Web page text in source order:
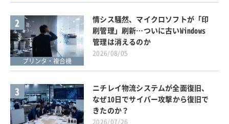
2
プリンタ・複合機
情シス騒然、マイクロソフトが「印
刷管理」刷新…ついに古いWindows
管理は消えるのか
2026/08/05
3
ニチレイ物流システムが全面復旧、
なぜ10日でサイバー攻撃から復旧で
きたのか？
2026/07/26